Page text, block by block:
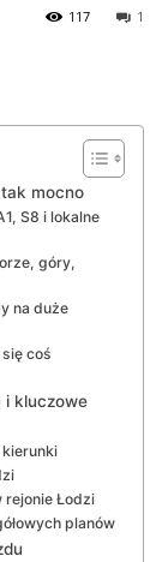
1
117
mocno
S8 i lokalne
góry,
na duże
coś
i kluczowe
kierunki
rejonie Łodzi
planów